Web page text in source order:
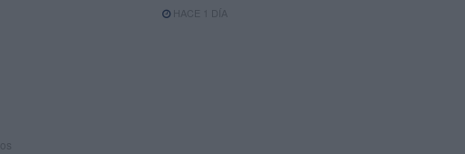
HACE 1 DÍA